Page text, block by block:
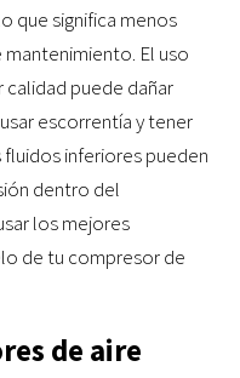
que significa menos
El uso
puede dañar
escorrentía y tener
inferiores pueden
dentro del
los mejores
de tu compresor de
de aire